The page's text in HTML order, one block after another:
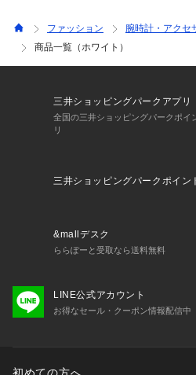
ファッション 腕時計・アクセ
商品一覧（ホワイト）
三井ショッピングパークアプリ
全国の三井ショッピングパークポイ
リ
三井ショッピングパークポイン
&mallデスク
ららぽーと受取なら送料無料
LINE公式アカウント
お得なセール・クーポン情報配信中